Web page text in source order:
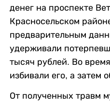
денег на проспекте
Красносельском
предварительным
удерживали
тысяч рублей. Во
избивали его, а затем
От полученных травм